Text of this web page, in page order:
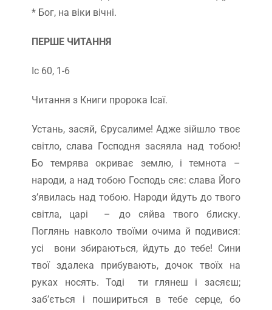
* Бог, на віки вічні.
ПЕРШЕ ЧИТАННЯ
Іс 60, 1-6
Читання з Книги пророка Ісаї.
Устань, засяй, Єрусалиме! Адже зійшло твоє
світло, слава Господня засяяла над тобою!
Бо темрява окриває землю, і темнота –
народи, а над тобою Господь сяє: слава Його
з’явилась над тобою. Народи йдуть до твого
світла, царі – до сяйва твого блиску.
Поглянь навколо твоїми очима й подивися:
усі вони збираються, йдуть до тебе! Сини
твої здалека прибувають, дочок твоїх на
руках носять. Тоді ти глянеш і засяєш;
заб’ється і пошириться в тебе серце, бо